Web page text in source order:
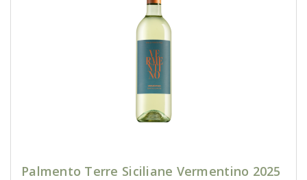
Palmento Terre Siciliane Vermentino 2025